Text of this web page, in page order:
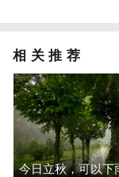
相关推荐
今日立秋，可以下